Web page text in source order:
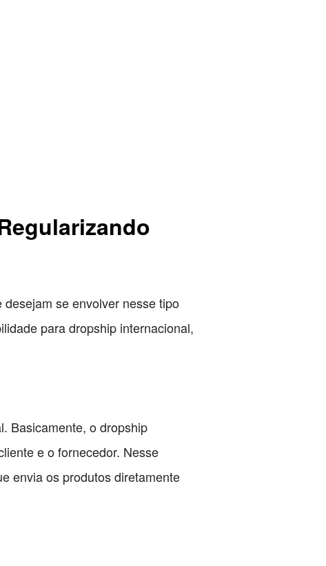
se envolver nesse tipo
para dropship internacional,
Basicamente, o dropship
e o fornecedor. Nesse
envia os produtos diretamente